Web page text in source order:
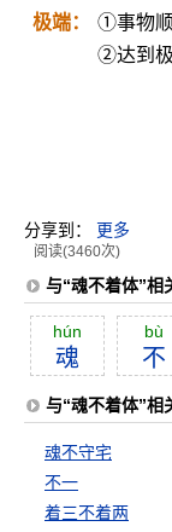
极端：
①事物顺
②达到极
分享到： 更多
阅读(3460次)
与“魂不着体”相
hún
魂
bù
不
与“魂不着体”相
魂不守宅
不一
着三不着两